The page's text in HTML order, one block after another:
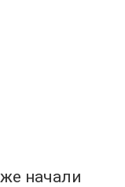
начали